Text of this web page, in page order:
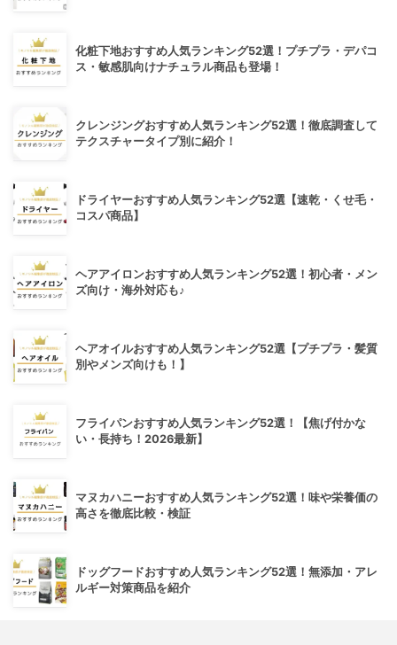
化粧下地おすすめ人気ランキング52選！プチプラ・デパコ
ス・敏感肌向けナチュラル商品も登場！
クレンジングおすすめ人気ランキング52選！徹底調査して
テクスチャータイプ別に紹介！
ドライヤーおすすめ人気ランキング52選【速乾・くせ毛・
コスパ商品】
ヘアアイロンおすすめ人気ランキング52選！初心者・メン
ズ向け・海外対応も♪
ヘアオイルおすすめ人気ランキング52選【プチプラ・髪質
別やメンズ向けも！】
フライパンおすすめ人気ランキング52選！【焦げ付かな
い・長持ち！2026最新】
マヌカハニーおすすめ人気ランキング52選！味や栄養価の
高さを徹底比較・検証
ドッグフードおすすめ人気ランキング52選！無添加・アレ
ルギー対策商品を紹介